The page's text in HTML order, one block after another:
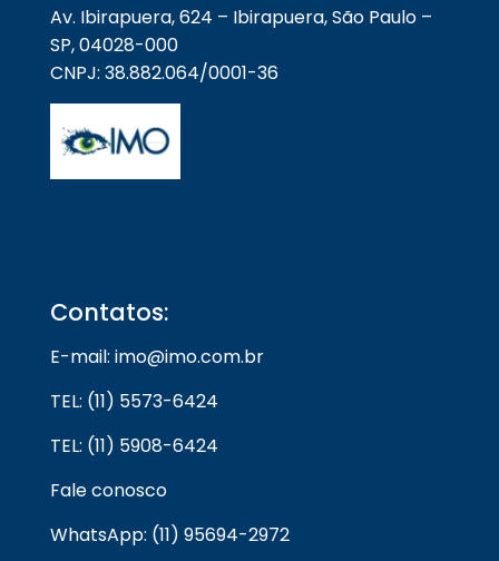
Av. Ibirapuera, 624 – Ibirapuera, São Paulo –
SP, 04028-000
CNPJ: 38.882.064/0001-36
Contatos:
E-mail: imo@imo.com.br
TEL: (11) 5573-6424
TEL: (11) 5908-6424
Fale conosco
WhatsApp: (11) 95694-2972